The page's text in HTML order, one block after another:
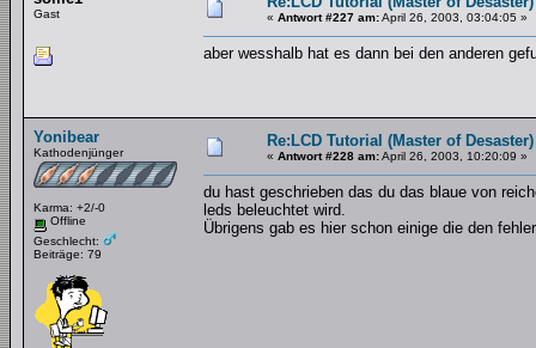
Gast « Antwort #227 am:April 26, 2003, 03:04:05 »
aber wesshalb hat es dann bei den anderen
Yonibear
Kathodenjünger
Karma: +2/-0
Offline
Geschlecht:
Beiträge: 79
Re:LCD Tutorial (Master of Desaster)
« Antwort #228 am:April 26, 2003, 10:20:09 »
du hast geschrieben das du das blaue von
leds beleuchtet wird.
Übrigens gab es hier schon einige die den